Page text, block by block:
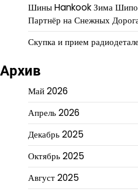
Шины Hankook Зима
Партнёр на Снежных
Скупка и прием
Архив
Май 2026
Апрель 2026
Декабрь 2025
Октябрь 2025
Август 2025